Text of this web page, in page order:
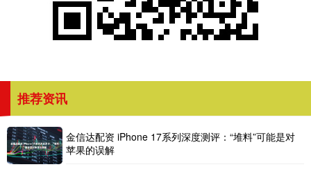
推荐资讯
金信达配资 iPhone 17系列深度测评：“堆料”可能是对
苹果的误解